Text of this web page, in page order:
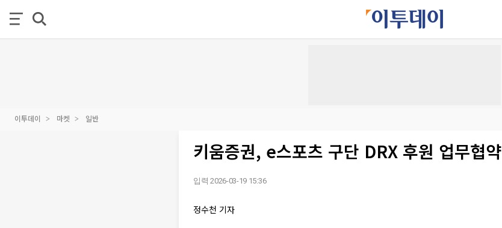
이투데이 마켓 일반
키움증권, e스포츠 구단 DRX 후원 업무협약
입력 2026-03-19 15:36
정수천 기자